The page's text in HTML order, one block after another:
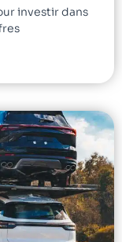
investir dans